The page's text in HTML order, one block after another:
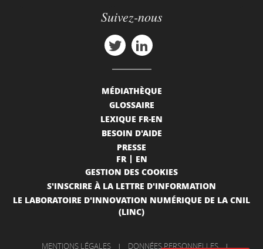
Suivez-nous
MÉDIATHÈQUE
GLOSSAIRE
LEXIQUE FR-EN
BESOIN D'AIDE
PRESSE
FR
EN
GESTION DES COOKIES
S'INSCRIRE À LA LETTRE D'INFORMATION
LE LABORATOIRE D'INNOVATION NUMÉRIQUE DE LA CNIL
(LINC)
MENTIONS LÉGALES | DONNÉES PERSONNELLES |